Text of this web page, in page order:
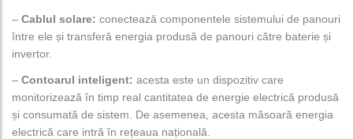
– Cablul solare: conectează componentele sistemului de panouri
între ele și transferă energia produsă de panouri către baterie și
invertor.
– Contoarul inteligent: acesta este un dispozitiv care
monitorizează în timp real cantitatea de energie electrică produsă
și consumată de sistem. De asemenea, acesta măsoară energia
electrică care intră în rețeaua națională.